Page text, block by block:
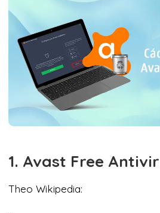
1. Avast Free
Theo Wikipedia: